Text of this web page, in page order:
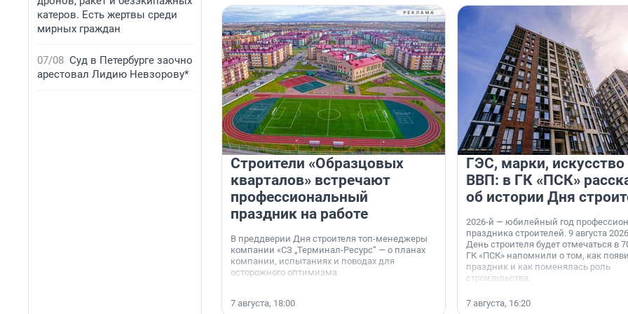
катеров. Есть жертвы среди
мирных граждан
07/08 Суд в Петербурге заочно
арестовал Лидию Невзорову*
Строители «Образцовых
кварталов» встречают
профессиональный
праздник на работе
В преддверии Дня строителя топ-менеджеры
компании «СЗ „Терминал-Ресурс“ — о планах
компании, испытаниях и поводах для
осторожного оптимизма.
7 августа, 18:00
ГЭС, марки, искусство
ВВП: в ГК «ПСК»
об истории Дня
2026-й — юбилейный год
праздника строителей. 9 августа
День строителя будет отмечаться в
ГК «ПСК» напомнили о том, как
праздник и как поменялась роль
строительства.
7 августа, 16:20